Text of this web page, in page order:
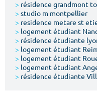
> résidence grandmont
> studio m montpellier
> residence metare st
> logement étudiant
> résidence étudiante
> logement étudiant
> logement étudiant
> logement étudiant
> résidence étudiante